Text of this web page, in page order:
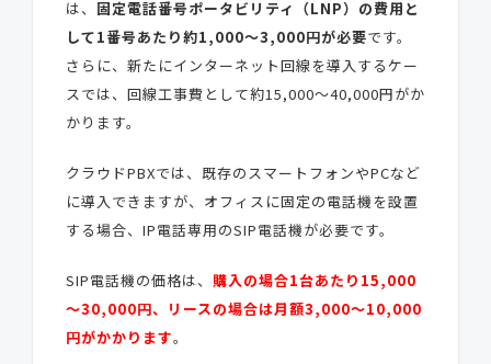
は、 固定電話番号ポータビリティ（LNP）の費用と
して1番号あたり約1,000～3,000円が必要です。
さらに、新たにインターネット回線を導入するケー
スでは、回線工事費として約15,000～40,000円がか
かります。
クラウドPBXでは、既存のスマートフォンやPCなど
に導入できますが、オフィスに固定の電話機を設置
する場合、IP電話専用のSIP電話機が必要です。
SIP電話機の価格は、 購入の場合1台あたり15,000
～30,000円、リースの場合は月額3,000～10,000
円がかかります。